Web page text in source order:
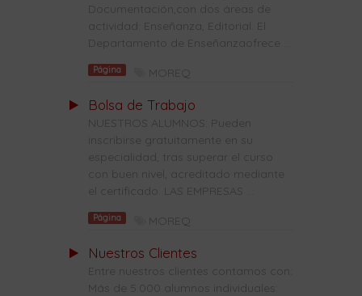
Documentación,con dos áreas de
actividad: Enseñanza, Editorial. El
Departamento de Enseñanzaofrece ...
Página MOREQ
Bolsa de Trabajo
NUESTROS ALUMNOS: Pueden
inscribirse gratuitamente en su
especialidad, tras superar el curso
con buen nivel, acreditado mediante
el certificado. LAS EMPRESAS ...
Página MOREQ
Nuestros Clientes
Entre nuestros clientes contamos con:
Más de 5.000 alumnos individuales: